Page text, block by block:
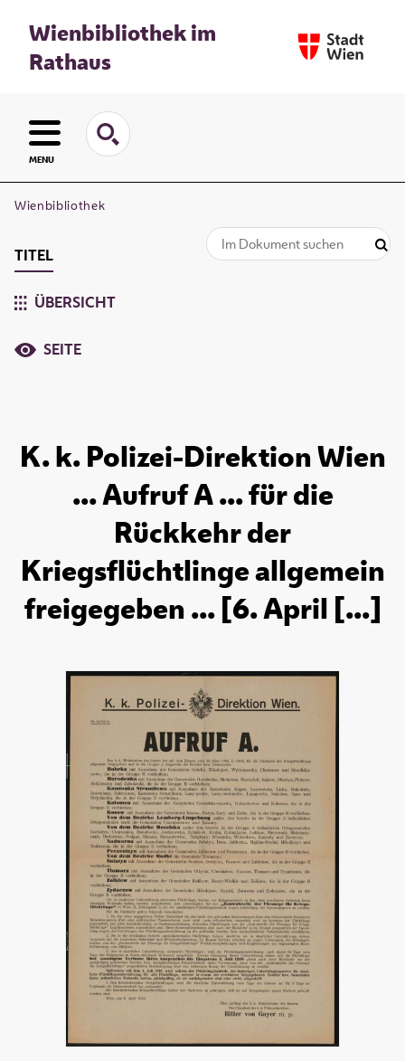
Wienbibliothek im
Rathaus
MENU
Wienbibliothek
TITEL
ÜBERSICHT
SEITE
K. k. Polizei-Direktion Wien
... Aufruf A ... für die
Rückkehr der
Kriegsflüchtlinge allgemein
freigegeben ... [6. April [...]